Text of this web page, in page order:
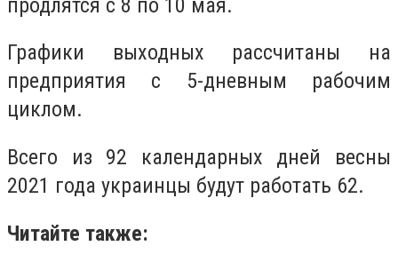
продлятся с 8 по 10 мая.
Графики выходных рассчитаны на
предприятия с 5-дневным рабочим
циклом.
Всего из 92 календарных дней весны
2021 года украинцы будут работать 62.
Читайте также: